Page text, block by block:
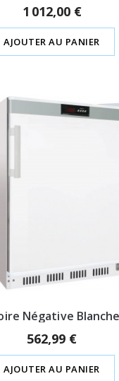
1 012,00 €
AJOUTER AU PANIER
Négative
562,99 €
AJOUTER AU PANIER